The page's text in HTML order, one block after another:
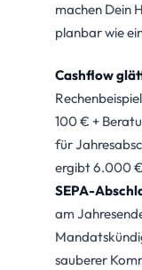
machen Dein
planbar wie
Cashflow
100 € +
für
ergibt 6.000
SEPA-
am
sauberer